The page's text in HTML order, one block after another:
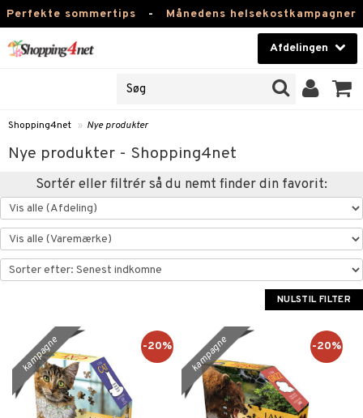
Perfekte sommertips - Månedens helsekostkampagner
Afdelingen
Kontaktlinser
Helsekost
Apotek
Fitness
Hjem & Indretning
Legetøj, Barn & Baby
Kampagner
Shopping4net » Nye produkter
Nye produkter - Shopping4net
Sortér eller filtrér så du nemt finder din favorit:
NULSTIL FILTER
kampagne -20% kampagne -20%
& svar
for Shopping4net